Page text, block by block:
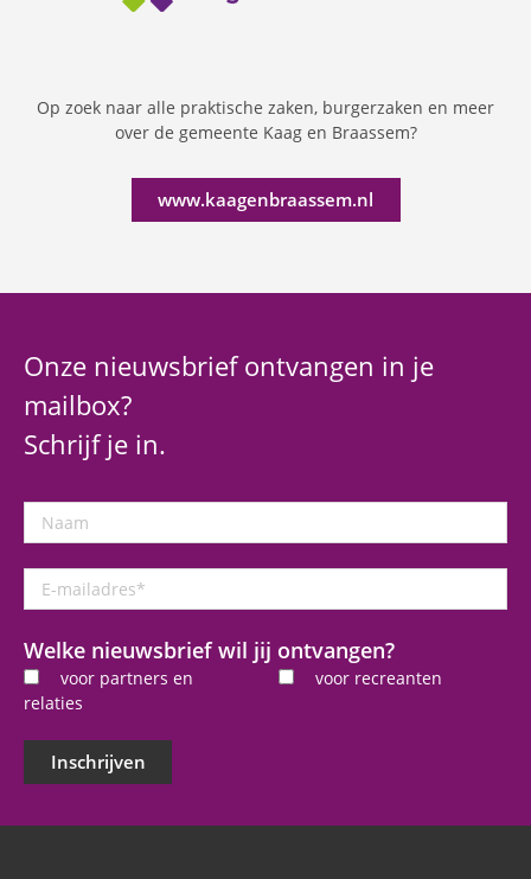
Op zoek naar alle praktische zaken, burgerzaken en meer
over de gemeente Kaag en Braassem?
www.kaagenbraassem.nl
Onze nieuwsbrief ontvangen in je
mailbox?
Schrijf je in.
Naam
mailadres
Welke nieuwsbrief wil jij ontvangen?
voor partners en
relaties
voor recreanten
Inschrijven